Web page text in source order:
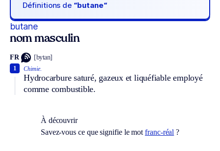
Définitions de “butane“
butane
nom masculin
FR [bytan]
Chimie.
Hydrocarbure saturé, gazeux et liquéfiable employé
comme combustible.
1
À découvrir
Savez-vous ce que signifie le motfranc-réal ?